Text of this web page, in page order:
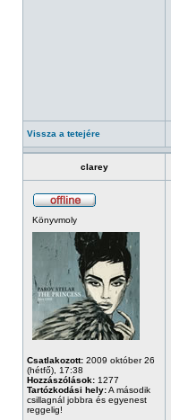
Vissza a tetejére
clarey
Könyvmoly
Csatlakozott: 2009 október 26
(hétfő), 17:38
Hozzászólások: 1277
Tartózkodási hely:A második
csillagnál jobbra és egyenest
reggelig!